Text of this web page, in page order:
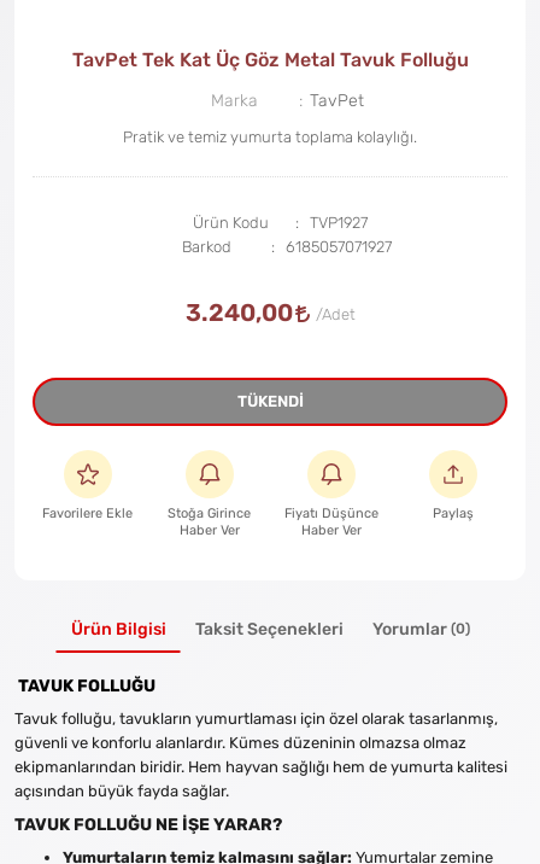
TavPet Tek Kat Üç Göz Metal Tavuk Folluğu
Marka TavPet
Pratik ve temiz yumurta toplama kolaylığı.
Ürün Kodu
TVP1927
Barkod
6185057071927
3.240,00
TÜKENDİ
Favorilere Ekle
Stoğa Girince
Haber Ver
Fiyatı Düşünce
Haber Ver
Paylaş
Ürün Bilgisi Taksit Seçenekleri Yorumlar (0)
TAVUK FOLLUĞU
Tavuk folluğu, tavukların yumurtlaması için özel olarak tasarlanmış,
güvenli ve konforlu alanlardır. Kümes düzeninin olmazsa olmaz
ekipmanlarından biridir. Hem hayvan sağlığı hem de yumurta kalitesi
açısından büyük fayda sağlar.
TAVUK FOLLUĞU NE İŞE YARAR?
Yumurtaların temiz kalmasını sağlar: Yumurtalar zemine